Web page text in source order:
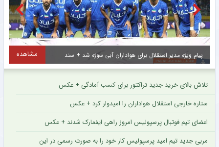
پیام ویژه مدیر استقلال برای هواداران آبی سوژه شد + سند مشاهده
تلاش بالای خرید جدید تراکتور برای کسب آمادگی + عکس
ستاره خارجی استقلال هواداران را امیدوار کرد + عکس
اعضای تیم فوتبال پرسپولیس امروز راهی ایفمارک شدند + عکس
مربی جدید تیم امید پرسپولیس کار خود را به صورت رسمی در این